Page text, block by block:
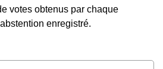
votes obtenus par chaque
enregistré.